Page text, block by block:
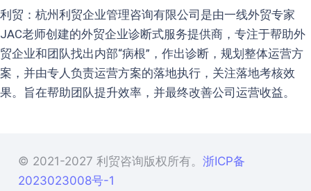
利贸：杭州利贸企业管理咨询有限公司是由一线外贸专家
JAC老师创建的外贸企业诊断式服务提供商，专注于帮助外
贸企业和团队找出内部“病根”，作出诊断，规划整体运营方
案，并由专人负责运营方案的落地执行，关注落地考核效
果。旨在帮助团队提升效率，并最终改善公司运营收益。
© 2021-2027 利贸咨询版权所有。 浙ICP备
2023023008号-1